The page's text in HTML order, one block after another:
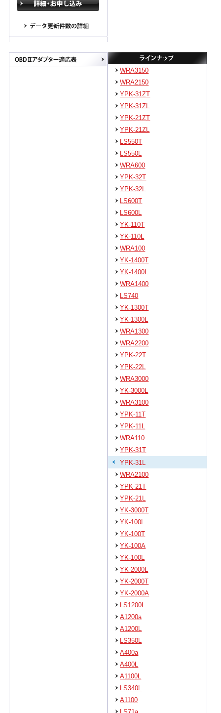
WRA3150
WRA2150
YPK-31ZT
YPK-31ZL
YPK-21ZT
YPK-21ZL
LS550T
LS550L
WRA600
YPK-32T
YPK-32L
LS600T
LS600L
YK-110T
YK-110L
WRA100
YK-1400T
YK-1400L
WRA1400
LS740
YK-1300T
YK-1300L
WRA1300
WRA2200
YPK-22T
YPK-22L
WRA3000
YK-3000L
WRA3100
YPK-11T
YPK-11L
WRA110
YPK-31T
YPK-31L
WRA2100
YPK-21T
YPK-21L
YK-3000T
YK-100L
YK-100T
YK-100A
YK-100L
YK-2000L
YK-2000T
YK-2000A
LS1200L
A1200a
A1200L
LS350L
A400a
A400L
A1100L
LS340L
A1100